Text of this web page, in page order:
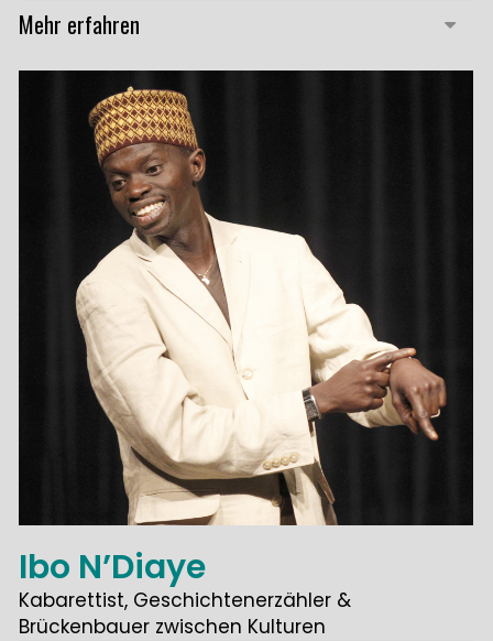
Mehr erfahren
Ibo N’Diaye
Kabarettist, Geschichtenerzähler &
Brückenbauer zwischen Kulturen